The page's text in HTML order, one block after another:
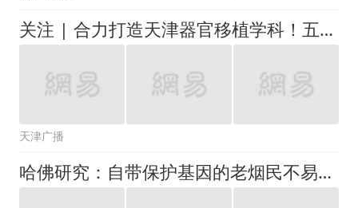
关注 | 合力打造天津器官移植学科！五位医学大咖在线科普！
天津广播
哈佛研究：自带保护基因的老烟民不易患肺癌，缺乏者风险飙升近四成